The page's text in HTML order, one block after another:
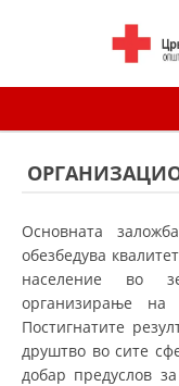
Основната
обезбедува
население во
организирање на
Постигнатите
друштво во сите
добар предуслов